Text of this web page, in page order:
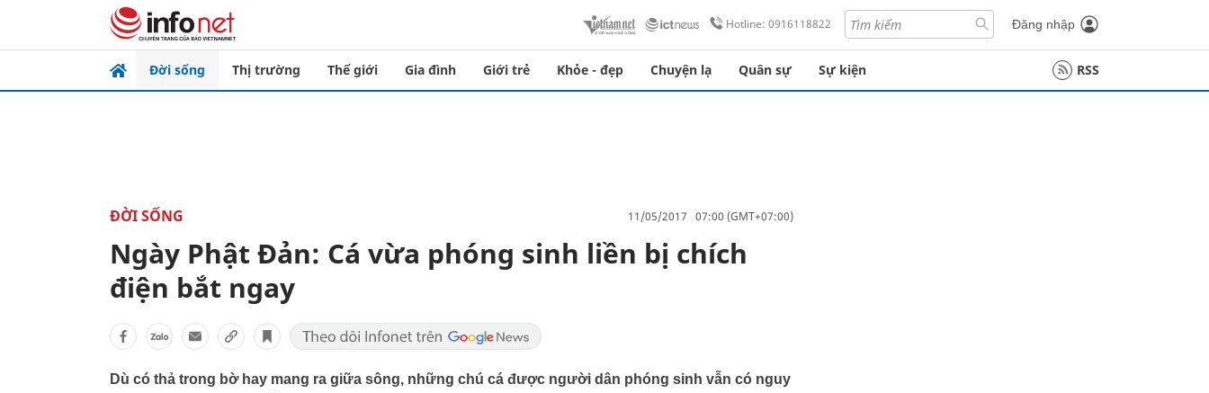
Hotline: 0916118822 Đăng nhập
Đời sống Thị trường Thế giới Gia đình Giới trẻ Khỏe - đẹp Chuyện lạ Quân sự Sự kiện RSS
ĐỜI SỐNG 11/05/2017 07:00 (GMT+07:00)
Ngày Phật Đản: Cá vừa phóng sinh liền bị chích
điện bắt ngay
Dù có thả trong bờ hay mang ra giữa sông, những chú cá được người dân phóng sinh vẫn có nguy